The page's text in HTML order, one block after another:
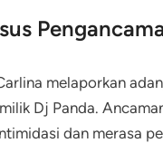
melaporkan
Dj Panda.
dan merasa